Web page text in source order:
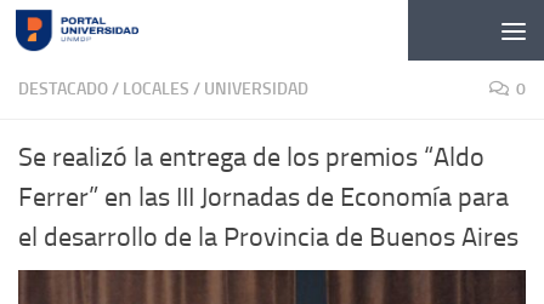
Skip to content
DESTACADO/ LOCALES / UNIVERSIDAD 0
Se realizó la entrega de los premios “Aldo
Ferrer” en las III Jornadas de Economía para
el desarrollo de la Provincia de Buenos Aires